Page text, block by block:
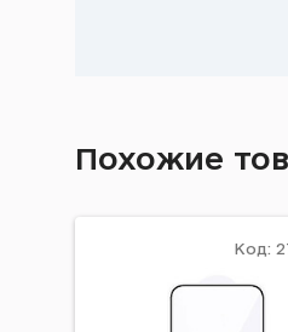
Похожие
Код: